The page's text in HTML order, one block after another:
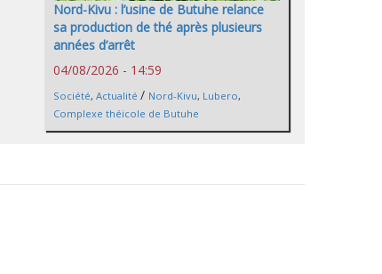
Nord-Kivu : l’usine de Butuhe relance
sa production de thé après plusieurs
années d’arrêt
04/08/2026 - 14:59
Société, Actualité / Nord-Kivu, Lubero,
Complexe théicole de Butuhe